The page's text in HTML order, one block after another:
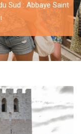
Sud : Abbaye Saint